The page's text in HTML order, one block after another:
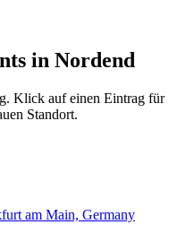
in Nordend
Klick auf einen Eintrag für
Standort.
am Main, Germany